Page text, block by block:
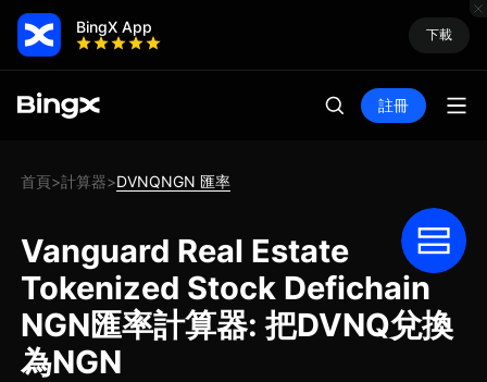
BingX App 下載
註冊
首頁>計算器>DVNQNGN 匯率
Vanguard Real Estate
Tokenized Stock Defichain
NGN匯率計算器: 把DVNQ兌換
為NGN